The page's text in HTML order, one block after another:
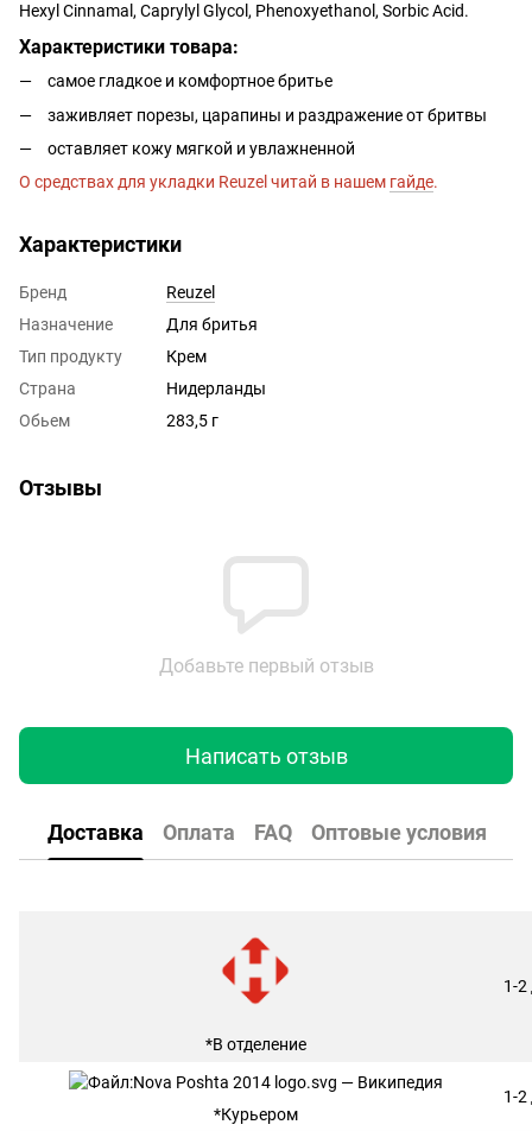
Hexyl Cinnamal, Caprylyl Glycol, Phenoxyethanol, Sorbic Acid.
Характеристики товара:
самое гладкое и комфортное бритье
заживляет порезы, царапины и раздражение от бритвы
оставляет кожу мягкой и увлажненной
О средствах для укладки Reuzel читай в нашем гайде.
Характеристики
Бренд
Reuzel
Назначение
Для бритья
Тип продукту
Крем
Страна
Нидерланды
Обьем
283,5 г
Отзывы
Добавьте первый отзыв
Написать отзыв
Доставка Оплата FAQ Оптовые условия
*В отделение
1-2
*Курьером
1-2